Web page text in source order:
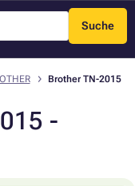
Suche
Menü
Brother TN-2015
-